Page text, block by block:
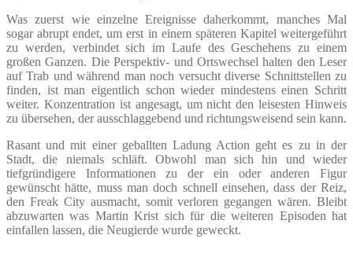
Was zuerst wie einzelne Ereignisse daherkommt, manches Mal
sogar abrupt endet, um erst in einem späteren Kapitel weitergeführt
zu werden, verbindet sich im Laufe des Geschehens zu einem
großen Ganzen. Die Perspektiv- und Ortswechsel halten den Leser
auf Trab und während man noch versucht diverse Schnittstellen zu
finden, ist man eigentlich schon wieder mindestens einen Schritt
weiter. Konzentration ist angesagt, um nicht den leisesten Hinweis
zu übersehen, der ausschlaggebend und richtungsweisend sein kann.
Rasant und mit einer geballten Ladung Action geht es zu in der
Stadt, die niemals schläft. Obwohl man sich hin und wieder
tiefgründigere Informationen zu der ein oder anderen Figur
gewünscht hätte, muss man doch schnell einsehen, dass der Reiz,
den Freak City ausmacht, somit verloren gegangen wären. Bleibt
abzuwarten was Martin Krist sich für die weiteren Episoden hat
einfallen lassen, die Neugierde wurde geweckt.